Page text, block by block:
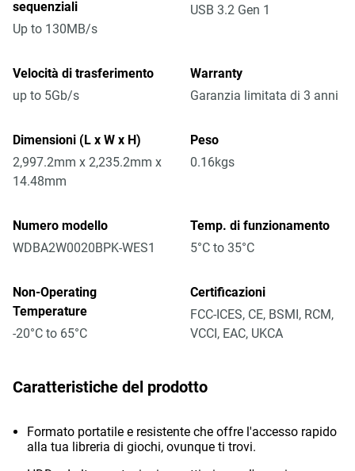
sequenziali
Up to 130MB/s
USB 3.2 Gen 1
Velocità di trasferimento
up to 5Gb/s
Warranty
Garanzia limitata di 3 anni
Dimensioni (L x W x H)
2,997.2mm x 2,235.2mm x
14.48mm
Peso
0.16kgs
Numero modello
WDBA2W0020BPK-WES1
Temp. di funzionamento
5°C to 35°C
Non-Operating
Temperature
-20°C to 65°C
Certificazioni
FCC-ICES, CE, BSMI, RCM,
VCCI, EAC, UKCA
Caratteristiche del prodotto
Formato portatile e resistente che offre l'accesso rapido
alla tua libreria di giochi, ovunque ti trovi.